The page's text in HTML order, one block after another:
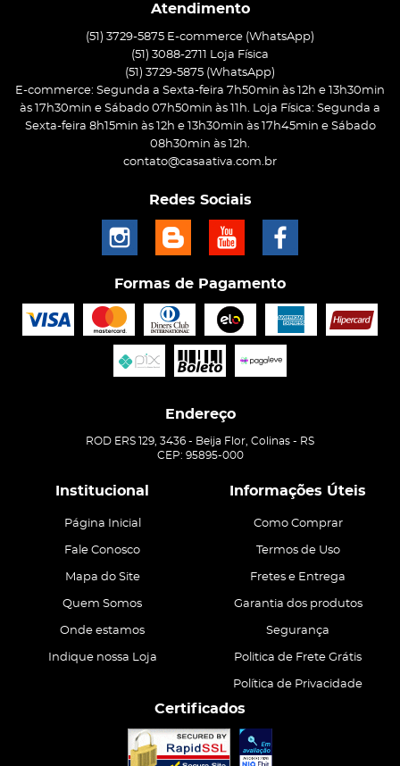
Atendimento
(51) 3729-5875 E-commerce (WhatsApp)
(51) 3088-2711 Loja Física
(51) 3729-5875 (WhatsApp)
E-commerce: Segunda a Sexta-feira 7h50min às 12h e 13h30min
às 17h30min e Sábado 07h50min às 11h. Loja Física: Segunda a
Sexta-feira 8h15min às 12h e 13h30min às 17h45min e Sábado
08h30min às 12h.
contato@casaativa.com.br
Redes Sociais
Formas de Pagamento
Endereço
ROD ERS 129, 3436 - Beija Flor, Colinas - RS
CEP: 95895-000
Institucional
Página Inicial
Fale Conosco
Mapa do Site
Quem Somos
Onde estamos
Indique nossa Loja
Informações Úteis
Como Comprar
Termos de Uso
Fretes e Entrega
Garantia dos produtos
Segurança
Politica de Frete Grátis
Política de Privacidade
Certificados